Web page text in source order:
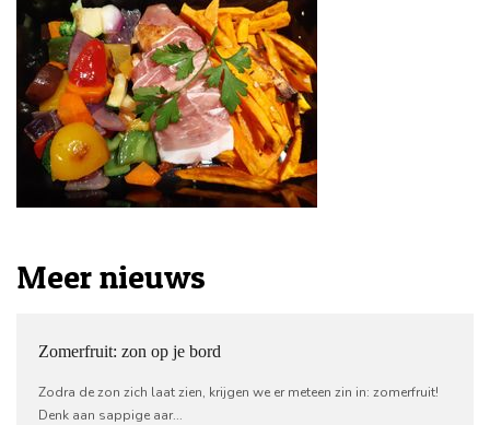
Meer nieuws
Zomerfruit: zon op je bord
Zodra de zon zich laat zien, krijgen we er meteen zin in: zomerfruit!
Denk aan sappige aar...